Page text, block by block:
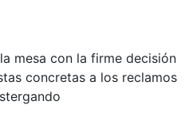
mesa con la firme decisión
concretas a los reclamos